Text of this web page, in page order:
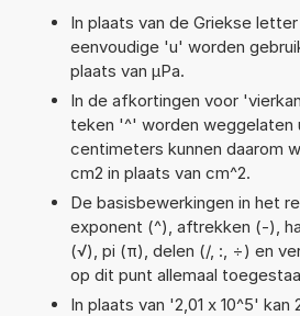
In plaats van de Griekse
eenvoudige 'u' worden
plaats van µPa.
In de afkortingen voor
teken '^' worden
centimeters kunnen daarom
cm2 in plaats van cm^2.
De basisbewerkingen in het
exponent (^), aftrekken (-),
(√), pi (π), delen (/, :, ÷) en
op dit punt allemaal
In plaats van '2,01 x 10^5' kan